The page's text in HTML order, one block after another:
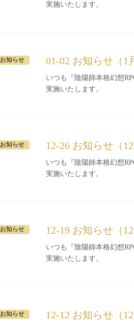
実施いたします。
01-02 お知らせ（1
いつも『陰陽師本格幻想RPG』をご利
実施いたします。
お知らせ
12-26 お知らせ（
いつも『陰陽師本格幻想RPG』をご利
実施いたします。
お知らせ
12-19 お知らせ（
いつも『陰陽師本格幻想RPG』をご利
実施いたします。
お知らせ
12-12 お知らせ（
お知らせ